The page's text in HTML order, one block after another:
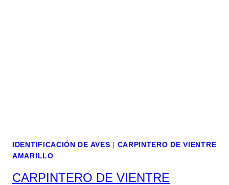
IDENTIFICACIÓN DE AVES | CARPINTERO DE VIENTRE
AMARILLO
CARPINTERO DE VIENTRE